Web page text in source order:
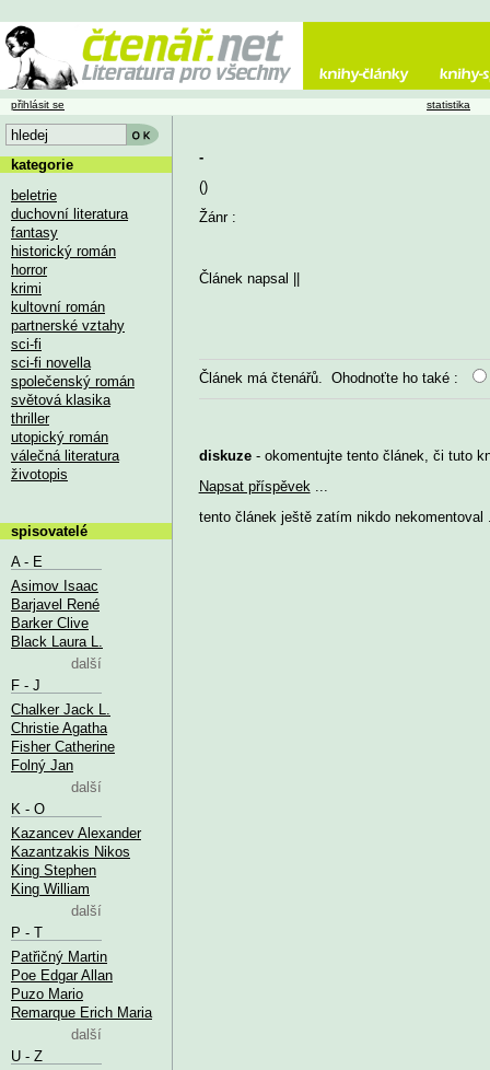
-
()
Žánr :
Článek napsal
Článek má čtenářů. Ohodnoťte ho také :
diskuze- okomentujte tento článek, či tuto
Napsat příspěvek
tento článek ještě zatím nikdo nekomentoval
přihlásit se statistika
kategorie
beletrie
duchovní literatura
fantasy
historický román
horror
krimi
kultovní román
partnerské vztahy
sci-fi
sci-fi novella
společenský román
světová klasika
thriller
utopický román
válečná literatura
životopis
spisovatelé
A - E
Asimov Isaac
Barjavel René
Barker Clive
Black Laura L.
další
F - J
Chalker Jack L.
Christie Agatha
Fisher Catherine
Folný Jan
další
K - O
Kazancev Alexander
Kazantzakis Nikos
King Stephen
King William
další
P - T
Patřičný Martin
Poe Edgar Allan
Puzo Mario
Remarque Erich Maria
další
U - Z